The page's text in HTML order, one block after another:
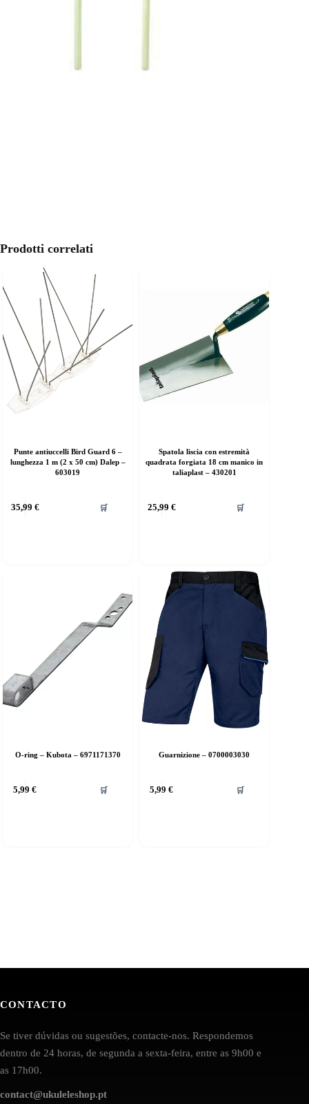
Prodotti correlati
Punte antiuccelli Bird Guard 6 –
lunghezza 1 m (2 x 50 cm) Dalep –
603019
35,99 € 🛒
Spatola liscia con estremità
quadrata forgiata 18 cm manico in
taliaplast – 430201
25,99 € 🛒
O-ring – Kubota – 6971171370
5,99€ 🛒
Guarnizione – 0700003030
5,99€ 🛒
CONTACTO
Se tiver dúvidas ou sugestões, contacte-nos. Respondemos
dentro de 24 horas, de segunda a sexta-feira, entre as 9h00 e
as 17h00.
contact@ukuleleshop.pt